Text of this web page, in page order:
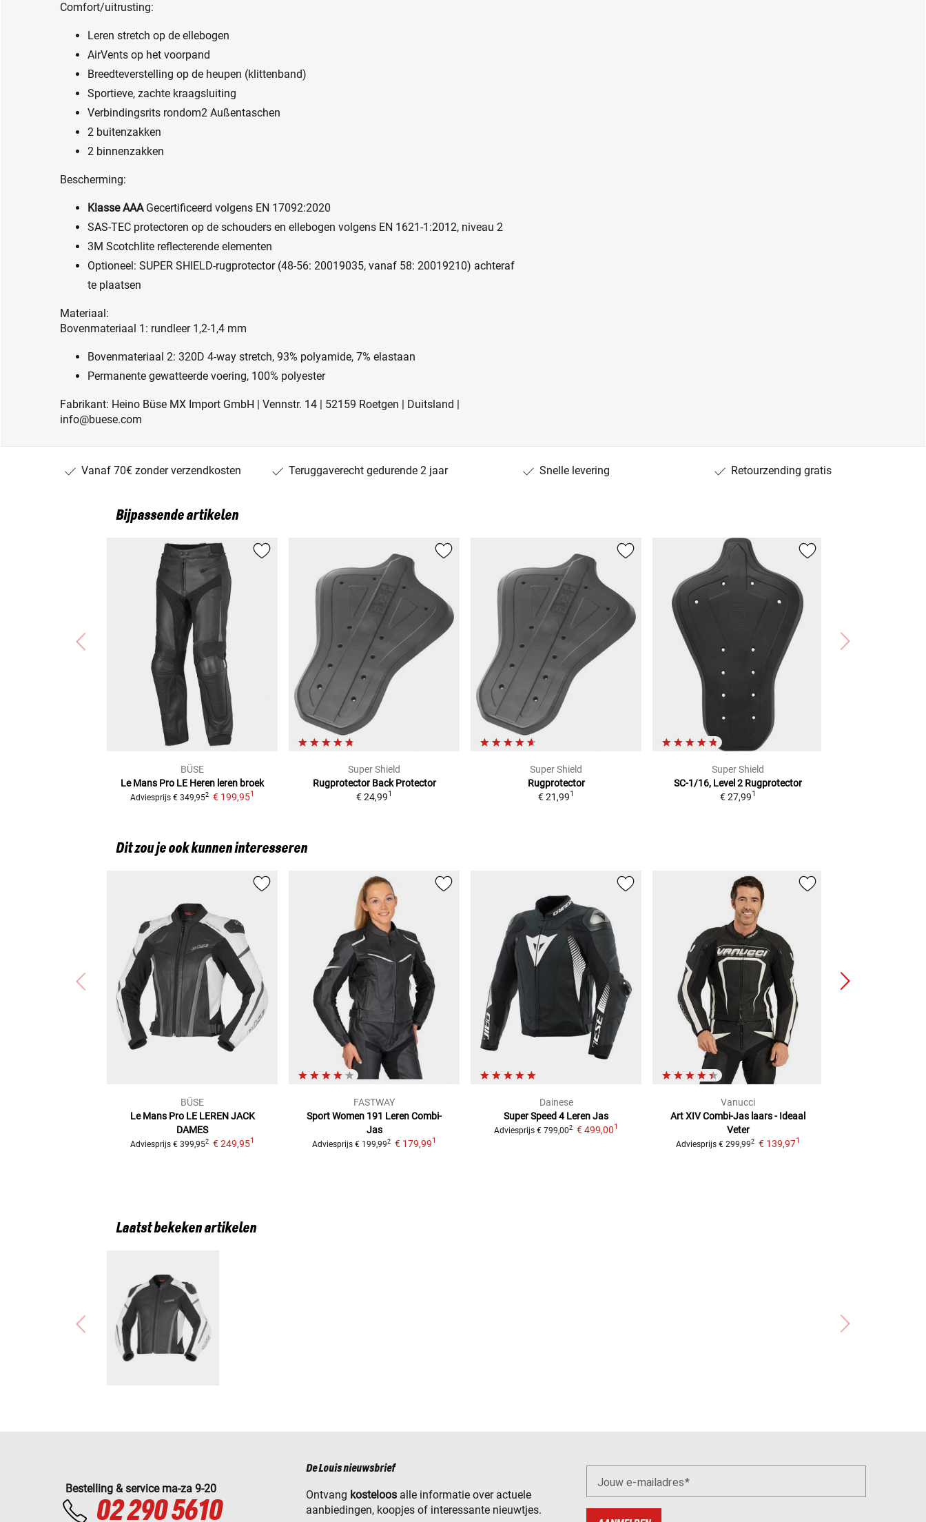
Comfort/uitrusting:
Leren stretch op de ellebogen
AirVents op het voorpand
Breedteverstelling op de heupen (klittenband)
Sportieve, zachte kraagsluiting
Verbindingsrits rondom2 Außentaschen
2 buitenzakken
2 binnenzakken
Bescherming:
Klasse AAA Gecertificeerd volgens EN 17092:2020
SAS-TEC protectoren op de schouders en ellebogen volgens EN 1621-1:2012, niveau 2
3M Scotchlite reflecterende elementen
Optioneel: SUPER SHIELD-rugprotector (48-56: 20019035, vanaf 58: 20019210) achteraf
te plaatsen
Materiaal:
Bovenmateriaal 1: rundleer 1,2-1,4 mm
Bovenmateriaal 2: 320D 4-way stretch, 93% polyamide, 7% elastaan
Permanente gewatteerde voering, 100% polyester
Fabrikant: Heino Büse MX Import GmbH | Vennstr. 14 | 52159 Roetgen | Duitsland |
info@buese.com
Vanaf 70€ zonder verzendkosten Teruggaverecht gedurende 2 jaar Snelle levering Retourzending gratis
Bijpassende artikelen
BÜSE
Le Mans Pro LE Heren leren broek
Adviesprijs € 349,952 € 199,951
Super Shield
Rugprotector Back Protector
€ 24,991
Super Shield
Rugprotector
€ 21,991
Super Shield
SC-1/16, Level 2 Rugprotector
€ 27,991
Dit zou je ook kunnen interesseren
BÜSE
Le Mans Pro LE LEREN JACK
DAMES
Adviesprijs € 399,952 € 249,951
FASTWAY
Sport Women 191 Leren Combi-
Jas
Adviesprijs € 199,992 € 179,991
Dainese
Super Speed 4 Leren Jas
Adviesprijs € 799,002 € 499,001
Vanucci
Art XIV Combi-Jas laars - Ideaal
Veter
Adviesprijs € 299,992 € 139,971
Laatst bekeken artikelen
Bestelling & service ma-za 9-20
02 290 5610
De Louis nieuwsbrief
Ontvang kosteloos alle informatie over actuele
aanbiedingen, koopjes of interessante nieuwtjes.
Jouw e-mailadres